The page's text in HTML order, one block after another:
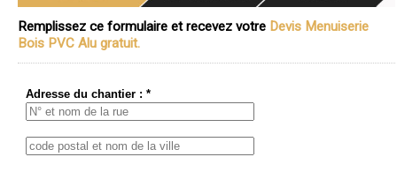
Remplissez ce formulaire et recevez votre Devis Menuiserie
Bois PVC Alu gratuit.
Adresse du chantier : *